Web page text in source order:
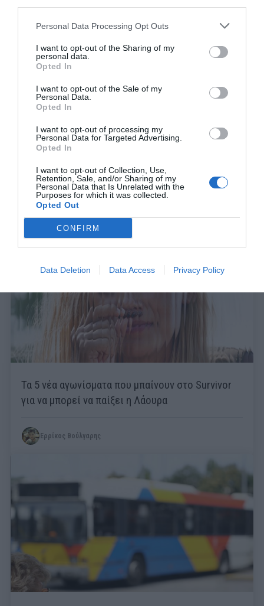
Personal Data Processing Opt Outs
I want to opt-out of the Sharing of my
personal data.
Opted In
I want to opt-out of the Sale of my
Personal Data.
Opted In
I want to opt-out of processing my
Personal Data for Targeted Advertising.
Opted In
I want to opt-out of Collection, Use,
Retention, Sale, and/or Sharing of my
Personal Data that Is Unrelated with the
Purposes for which it was collected.
Opted Out
CONFIRM
Data Deletion Data Access Privacy Policy
Ο Ντάνος αποκαλύπτει μόνος του τι έκανε και
τον κατηγορούν οι Διάσημοι (Vid)
Menshouse Team
Τα 5 νέα αγωνίσματα που μπαίνουν στο Survivor
για να μπορεί να παίξει η Λάουρα
Ερρίκος Βούλγαρης